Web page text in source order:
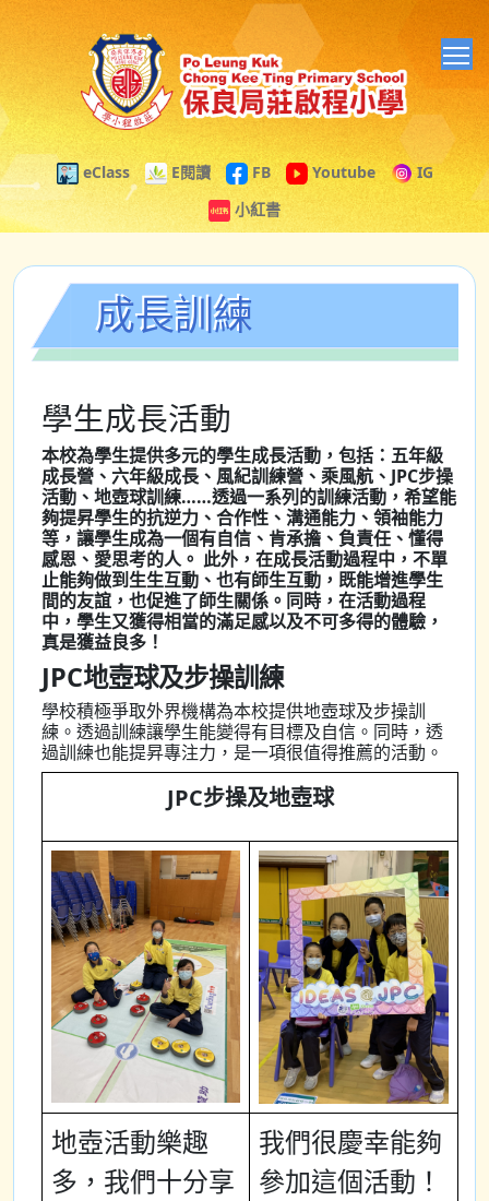
eClass E閱讀 FB Youtube
IG
小紅書
成長訓練
學生成長活動
本校為學生提供多元的學生成長活動，包括：五年級
成長營、六年級成長、風紀訓練營、乘風航、JPC步操
活動、地壺球訓練……透過一系列的訓練活動，希望能
夠提昇學生的抗逆力、合作性、溝通能力、領袖能力
等，讓學生成為一個有自信、肯承擔、負責任、懂得
感恩、愛思考的人。 此外，在成長活動過程中，不單
止能夠做到生生互動、也有師生互動，既能增進學生
間的友誼，也促進了師生關係。同時，在活動過程
中，學生又獲得相當的滿足感以及不可多得的體驗，
真是獲益良多！
JPC地壺球及步操訓練
學校積極爭取外界機構為本校提供地壺球及步操訓
練。透過訓練讓學生能變得有目標及自信。同時，透
過訓練也能提昇專注力，是一項很值得推薦的活動。
JPC步操及地壺球
地壺活動樂趣
多，我們十分享
我們很慶幸能夠
參加這個活動！